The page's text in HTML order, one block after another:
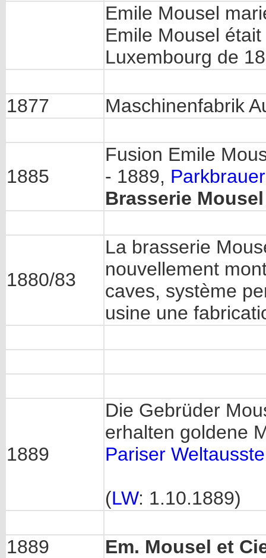
Emile Mousel
Emile Mousel
Luxembourg de
1877 Maschinenfabrik
1885
Fusion Emile
- 1889,
Brasserie
1880/83
La brasserie
nouvellement
caves, système
usine une
1889
Die Gebrüder
erhalten goldene
Pariser
(LW: 1.10.1889)
1889
Em. Mousel et